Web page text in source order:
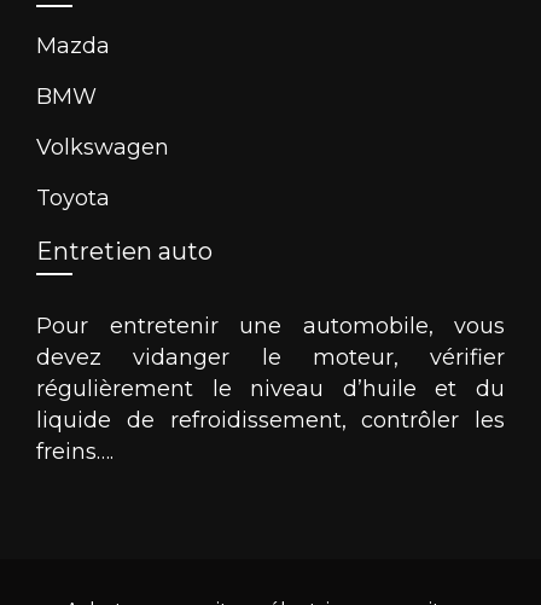
Mazda
BMW
Volkswagen
Toyota
Entretien auto
Pour entretenir une automobile, vous
devez vidanger le moteur, vérifier
régulièrement le niveau d’huile et du
liquide de refroidissement, contrôler les
freins….